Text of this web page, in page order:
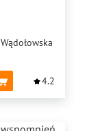
4.2